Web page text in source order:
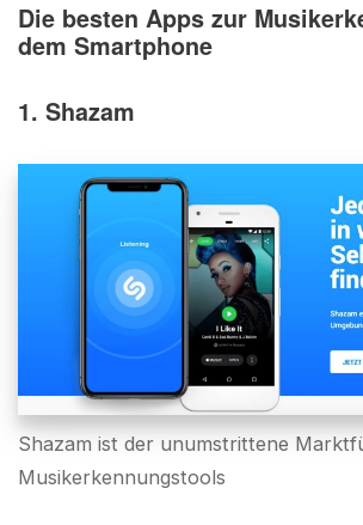
Die besten Apps zur
dem Smartphone
1. Shazam
Shazam ist der unumstrittene
Musikerkennungstools